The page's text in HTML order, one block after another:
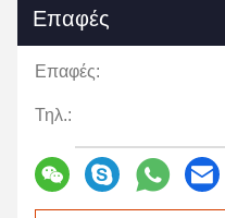
Επαφές
Επαφές:
Τηλ.: